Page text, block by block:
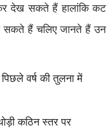
देख सकते हैं हालांकि कट
सकते हैं चलिए जानते हैं उन
वर्ष की तुलना में
कठिन स्तर पर